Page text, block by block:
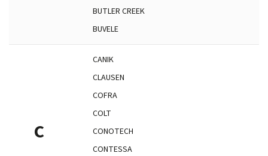
BUTLER CREEK
BUVELE
C
CANIK
CLAUSEN
COFRA
COLT
CONOTECH
CONTESSA